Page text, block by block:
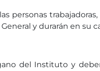
personas
y durarán en su
del Instituto y